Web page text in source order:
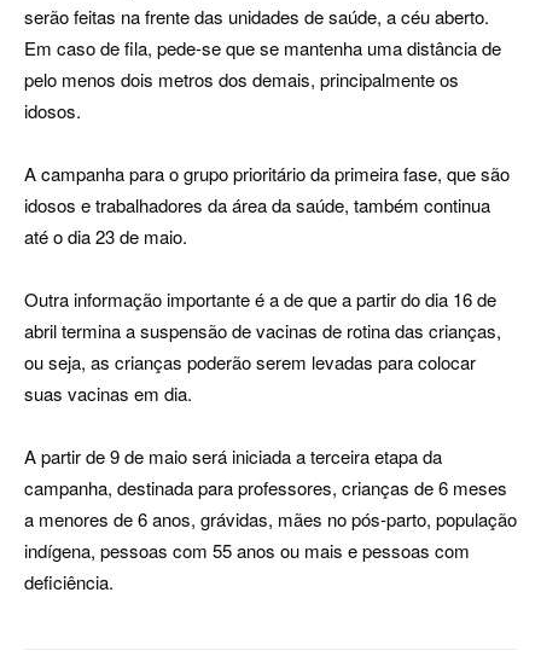
serão feitas na frente das unidades de saúde, a céu aberto.
Em caso de fila, pede-se que se mantenha uma distância de
pelo menos dois metros dos demais, principalmente os
idosos.
A campanha para o grupo prioritário da primeira fase, que são
idosos e trabalhadores da área da saúde, também continua
até o dia 23 de maio.
Outra informação importante é a de que a partir do dia 16 de
abril termina a suspensão de vacinas de rotina das crianças,
ou seja, as crianças poderão serem levadas para colocar
suas vacinas em dia.
A partir de 9 de maio será iniciada a terceira etapa da
campanha, destinada para professores, crianças de 6 meses
a menores de 6 anos, grávidas, mães no pós-parto, população
indígena, pessoas com 55 anos ou mais e pessoas com
deficiência.